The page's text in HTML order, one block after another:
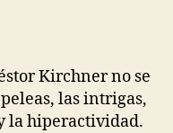
Kirchner no se
las intrigas,
la hiperactividad.